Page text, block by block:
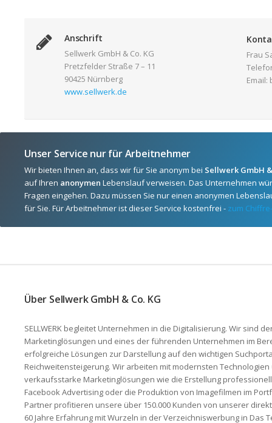
Anschrift
Sellwerk GmbH & Co. KG
Pretzfelder Straße 7 – 11
90425 Nürnberg
www.sellwerk.de
Frau
Email:
Unser Service nur für Arbeitnehmer
Wir bieten Ihnen an, dass wir für Sie anonym bei Sellwerk GmbH &
auf Ihren anonymen Lebenslauf verweisen. Das Unternehmen
Fragen eingehen. Dazu müssen Sie nur einen anonymen
für Sie. Für Arbeitnehmer ist dieser Service kostenfrei - zum
Über Sellwerk GmbH & Co. KG
SELLWERK begleitet Unternehmen in die Digitalisierung. Wir sind
Marketinglösungen und eines der führenden Unternehmen im
erfolgreiche Lösungen zur Dar­stellung auf den wichtigen
Reichweitensteigerung. Wir arbeiten mit modernsten
verkaufsstarke Marketinglösungen wie die Erstellung
Facebook Advertising oder die Produktion von Imagefilmen im
Partner profitieren unsere über 150.000 Kunden von unserer
60 Jahre Erfahrung mit Wurzeln in der Verzeichniswerbung in Das